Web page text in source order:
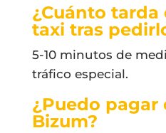
¿Cuánto tarda
taxi tras
5-10 minutos de
tráfico especial.
¿Puedo pagar
Bizum?